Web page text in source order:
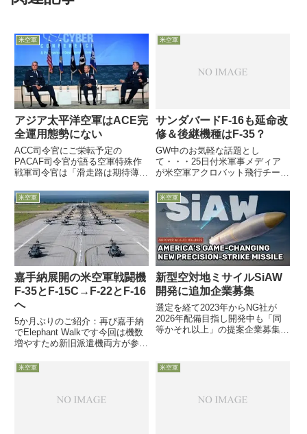
米空軍
アジア太平洋空軍はACE完
全運用態勢にない
ACC司令官にご栄転予定の
PACAF司令官が語る空軍特殊作
戦軍司令官は「滑走路は期待薄」
会の航空宇宙サーバー会議で
ACE構想（Agile Combat
Employment）関連のパネル討議
が実施され、ACC...
米空軍
サンダバードF-16も延命改
修＆後継機種はF-35？
GW中のお気軽な話題とし
て・・・25日付米軍事メディア
が米空軍アクロバット飛行チーム
のF-16延命＆能力向上施策と同部
隊の関係や、F-16後継機種に関す
る同チームメンバーの意見を紹介
しています。思い...
米空軍
嘉手納展開の米空軍戦闘機
F-35とF-15C→F-22とF-16
へ
5か月ぶりのご紹介：再び嘉手納
でElephant Walkです今回は機数
増やすため新旧派遣機両方が参加
全機残置かは不明）4月11日米空
米空軍
新型空対地ミサイルSiAW
開発に追加企業募集
選定を経て2023年からNG社が
2026年配備目指し開発中も「同
等かそれ以上」の提案企業募集
軍は、2023年からNorthrop
Grumman社（NG社）と契約し、
米空軍 米空軍